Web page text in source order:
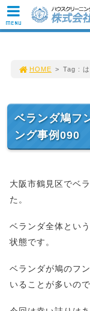
HOME > Tag : は
ベランダ鳩フ
ング事例090
大阪市鶴見区でベ
た。
ベランダ全体とい
状態です。
ベランダが鳩のフ
いることが多いの
MENU